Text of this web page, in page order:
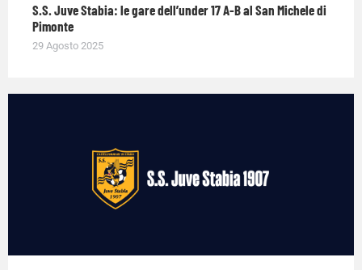
S.S. Juve Stabia: le gare dell’under 17 A-B al San Michele di
Pimonte
29 Agosto 2025